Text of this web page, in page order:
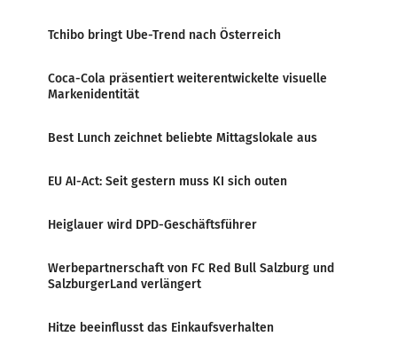
Tchibo bringt Ube-Trend nach Österreich
Coca-Cola präsentiert weiterentwickelte visuelle
Markenidentität
Best Lunch zeichnet beliebte Mittagslokale aus
EU AI-Act: Seit gestern muss KI sich outen
Heiglauer wird DPD-Geschäftsführer
Werbepartnerschaft von FC Red Bull Salzburg und
SalzburgerLand verlängert
Hitze beeinflusst das Einkaufsverhalten